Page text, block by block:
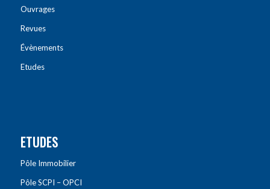
Ouvrages
Revues
Évènements
Etudes
ETUDES
Pôle Immobilier
Pôle SCPI – OPCI